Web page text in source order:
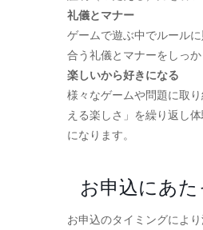
礼儀とマナー
ゲームで遊ぶ中でルール
合う礼儀とマナーをしっか
楽しいから好きになる
様々なゲームや問題に取
える楽しさ」を繰り返し
になります。
お申込にあた
お申込のタイミングによ